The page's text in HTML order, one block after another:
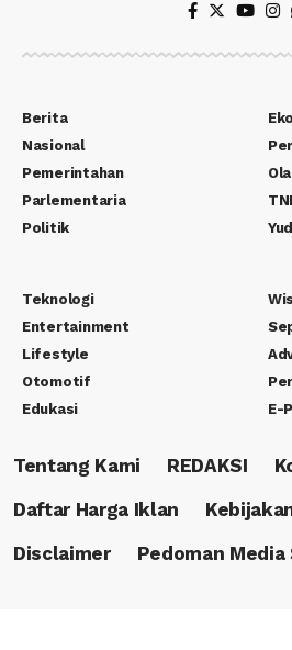
Berita
Nasional
Pemerintahan
Parlementaria
Politik
Teknologi
Entertainment
Lifestyle
Otomotif
Edukasi
E-
Tentang Kami REDAKSI
Daftar Harga Iklan
Disclaimer
Pedoman Media